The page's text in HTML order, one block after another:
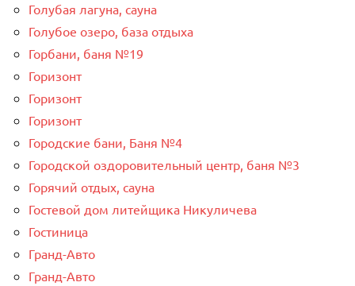
Голубая лагуна, сауна
Голубое озеро, база отдыха
Горбани, баня №19
Горизонт
Горизонт
Горизонт
Городские бани, Баня №4
Городской оздоровительный центр, баня №3
Горячий отдых, сауна
Гостевой дом литейщика Никуличева
Гостиница
Гранд-Авто
Гранд-Авто